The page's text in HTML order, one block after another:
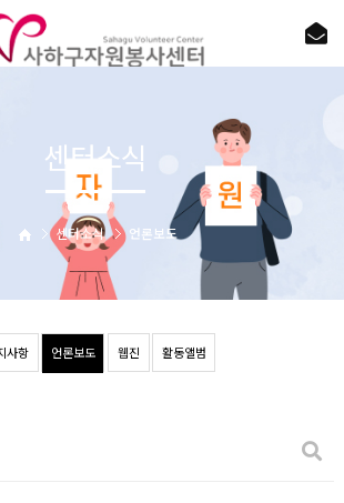
사항 언론보도 웹진 활동앨범
센터소식 언론보도
센터소식